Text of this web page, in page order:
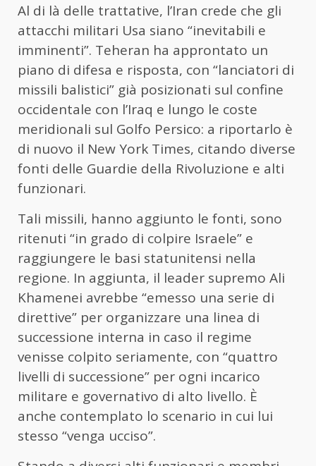
Al di là delle trattative, l’Iran crede che gli
attacchi militari Usa siano “inevitabili e
imminenti”. Teheran ha approntato un
piano di difesa e risposta, con “lanciatori di
missili balistici” già posizionati sul confine
occidentale con l’Iraq e lungo le coste
meridionali sul Golfo Persico: a riportarlo è
di nuovo il New York Times, citando diverse
fonti delle Guardie della Rivoluzione e alti
funzionari.
Tali missili, hanno aggiunto le fonti, sono
ritenuti “in grado di colpire Israele” e
raggiungere le basi statunitensi nella
regione. In aggiunta, il leader supremo Ali
Khamenei avrebbe “emesso una serie di
direttive” per organizzare una linea di
successione interna in caso il regime
venisse colpito seriamente, con “quattro
livelli di successione” per ogni incarico
militare e governativo di alto livello. È
anche contemplato lo scenario in cui lui
stesso “venga ucciso”.